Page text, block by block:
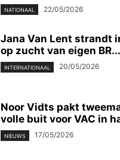
NATIONAAL 22/05/2026
Jana Van Lent strandt
op zucht van eigen BR...
INTERNATIONAAL 20/05/2026
Noor Vidts pakt
volle buit voor VAC in
NIEUWS 17/05/2026